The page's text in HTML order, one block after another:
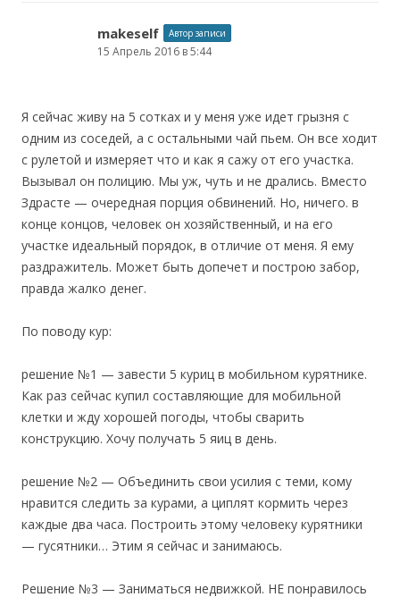
makeself Автор записи
15 Апрель 2016 в 5:44
Я сейчас живу на 5 сотках и у меня уже идет грызня с
одним из соседей, а с остальными чай пьем. Он все ходит
с рулетой и измеряет что и как я сажу от его участка.
Вызывал он полицию. Мы уж, чуть и не дрались. Вместо
Здрасте — очередная порция обвинений. Но, ничего. в
конце концов, человек он хозяйственный, и на его
участке идеальный порядок, в отличие от меня. Я ему
раздражитель. Может быть допечет и построю забор,
правда жалко денег.
По поводу кур:
решение №1 — завести 5 куриц в мобильном курятнике.
Как раз сейчас купил составляющие для мобильной
клетки и жду хорошей погоды, чтобы сварить
конструкцию. Хочу получать 5 яиц в день.
решение №2 — Объединить свои усилия с теми, кому
нравится следить за курами, а циплят кормить через
каждые два часа. Построить этому человеку курятники
— гусятники… Этим я сейчас и занимаюсь.
Решение №3 — Заниматься недвижкой. НЕ понравилось